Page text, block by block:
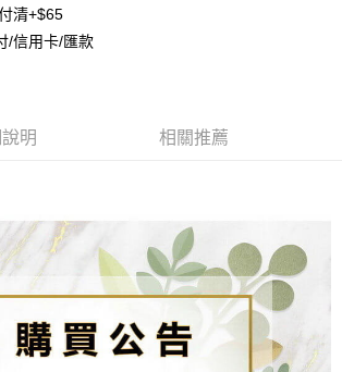
單後，可選擇「超商條碼／台灣大直營門市／銀行轉
本服務購買商品或服務，並由商店將買賣／分期付款
請詳閱以下連結：
https://oppay.tw/userRule
結帳流程】
證並確認金額後，即可完成結帳。
成當下不需立刻繳費，但若您需要取消訂單，請聯絡
商家同意取消之訂單仍視為有效，需透過AFTEE先享
netprotections.freshdesk.com/support/home
份有限公司提供之「AFTEE先享後付」服務完成之交
範圍內提供個人資料，並將交易相關給付款項請求債
有限公司。
事宜，請瀏覽以下網址：
#terms3
含以上)免運費
含以上)免運費
查看運費
清+$65
/信用卡/匯款
明 相關推薦